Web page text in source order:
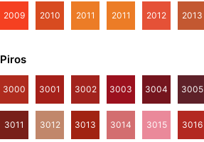
2009 2010 2011 2011 2012 2013
Piros
3000 3001 3002 3003 3004 3005
3011 3012 3013 3014 3015 3016